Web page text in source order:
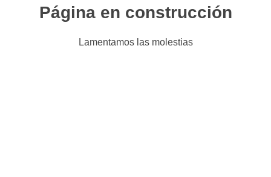
Página en construcción
Lamentamos las molestias